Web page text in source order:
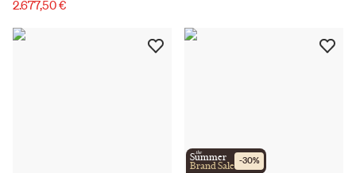
2.677,50 €
the
Summer
Brand Sale -30%